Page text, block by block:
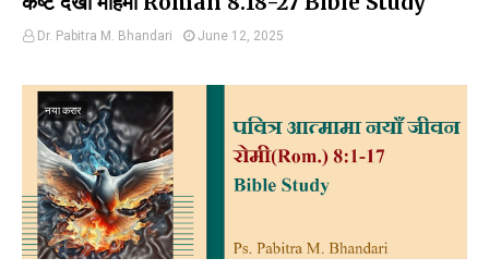
Dr. Pabitra M. Bhandari June 12, 2025
नया करार